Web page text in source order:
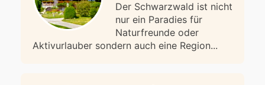
Der Schwarzwald ist nicht
nur ein Paradies für
Naturfreunde oder
Aktivurlauber sondern auch eine Region...